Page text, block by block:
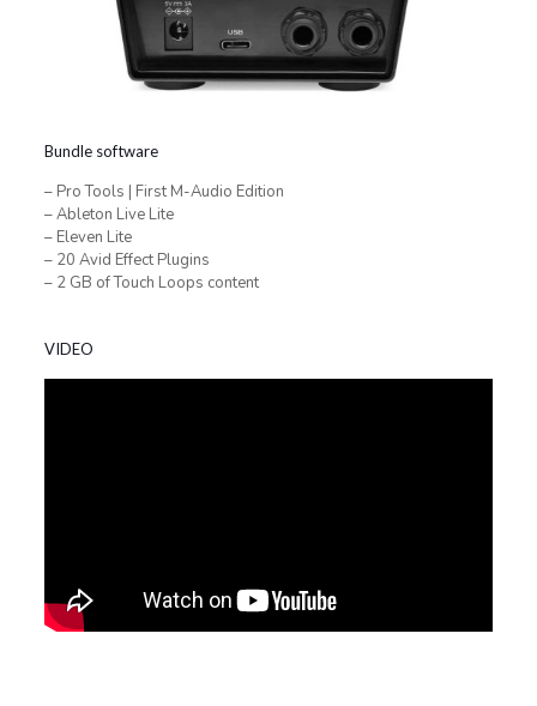
Bundle software
– Pro Tools | First M-Audio Edition
– Ableton Live Lite
– Eleven Lite
– 20 Avid Effect Plugins
– 2 GB of Touch Loops content
VIDEO